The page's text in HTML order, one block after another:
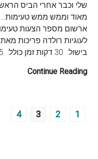
שלי וכבר אחרי הביס
מאוד וממש ממש טעימות…
ארשום מספר הצעות
בישול: 30 דקות זמן כולל: 55 דקות מרכיבים…
Continue Reading
1
2
3
4